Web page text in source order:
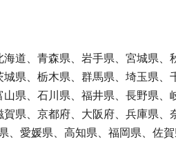
海道、青森県、岩手県、宮城県、
城県、栃木県、群馬県、埼玉県、
山県、石川県、福井県、長野県
賀県、京都府、大阪府、兵庫県
、愛媛県、高知県、福岡県、佐